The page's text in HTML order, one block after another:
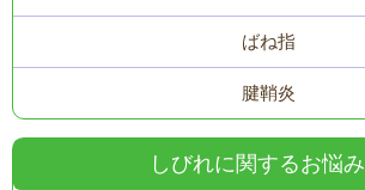
ばね指
腱鞘炎
しびれに関するお悩み